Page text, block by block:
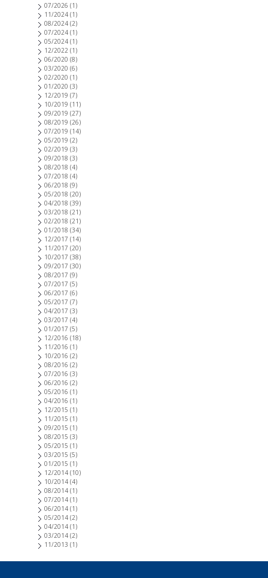
07/2026 (1)
11/2024 (1)
08/2024 (2)
07/2024 (1)
05/2024 (1)
12/2022 (1)
06/2020 (8)
03/2020 (6)
02/2020 (1)
01/2020 (3)
12/2019 (7)
10/2019 (11)
09/2019 (27)
08/2019 (26)
07/2019 (14)
05/2019 (2)
02/2019 (3)
09/2018 (3)
08/2018 (4)
07/2018 (4)
06/2018 (9)
05/2018 (20)
04/2018 (39)
03/2018 (21)
02/2018 (21)
01/2018 (34)
12/2017 (14)
11/2017 (20)
10/2017 (38)
09/2017 (30)
08/2017 (9)
07/2017 (5)
06/2017 (6)
05/2017 (7)
04/2017 (3)
03/2017 (4)
01/2017 (5)
12/2016 (18)
11/2016 (1)
10/2016 (2)
08/2016 (2)
07/2016 (3)
06/2016 (2)
05/2016 (1)
04/2016 (1)
12/2015 (1)
11/2015 (1)
09/2015 (1)
08/2015 (3)
05/2015 (1)
03/2015 (5)
01/2015 (1)
12/2014 (10)
10/2014 (4)
08/2014 (1)
07/2014 (1)
06/2014 (1)
05/2014 (2)
04/2014 (1)
03/2014 (2)
11/2013 (1)